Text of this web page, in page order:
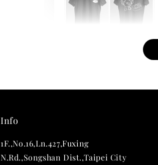
THT 九週年紀念 T-
Info
1F.,No.16,Ln.427,Fuxing
N.Rd.,Songshan Dist.,Taipei City